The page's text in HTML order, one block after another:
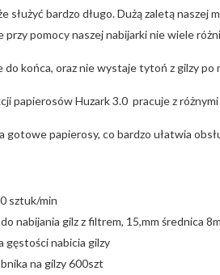
służyć bardzo długo. Dużą zaletą
przy pomocy naszej nabijarki nie wiele
do końca, oraz nie wystaje tytoń z gilzy po
papierosów Huzark 3.0 pracuje z
gotowe papierosy, co bardzo ułatwia
sztuk/min
nabijania gilz z filtrem, 15,mm średnica
gęstości nabicia gilzy
na gilzy 600szt